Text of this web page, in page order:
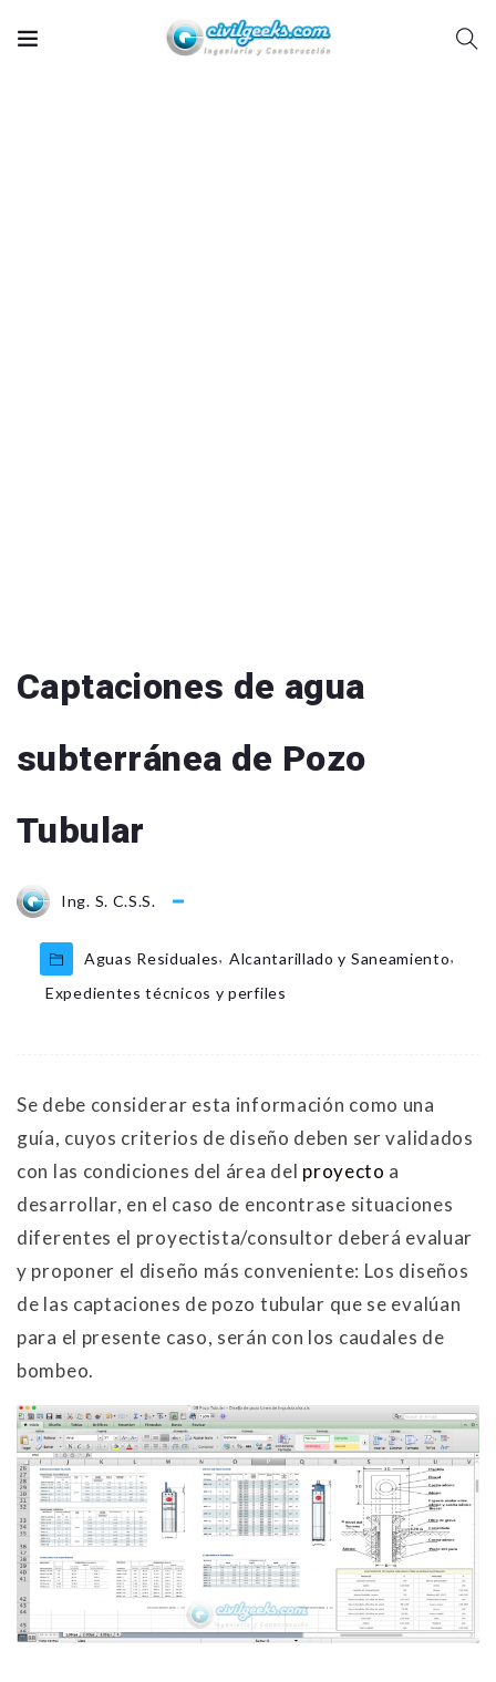
Captaciones de agua
subterránea de Pozo
Tubular
Ing. S. C.S.S.
Aguas Residuales, Alcantarillado y Saneamiento,
Expedientes técnicos y perfiles
Se debe considerar esta información como una
guía, cuyos criterios de diseño deben ser validados
con las condiciones del área del proyecto a
desarrollar, en el caso de encontrase situaciones
diferentes el proyectista/consultor deberá evaluar
y proponer el diseño más conveniente: Los diseños
de las captaciones de pozo tubular que se evalúan
para el presente caso, serán con los caudales de
bombeo.